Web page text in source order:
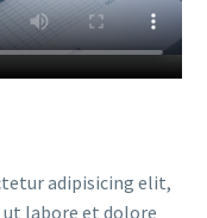
adipisicing elit,
labore et dolore